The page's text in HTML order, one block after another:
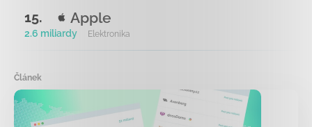
15. Apple
2.6 miliardy Elektronika
Článek